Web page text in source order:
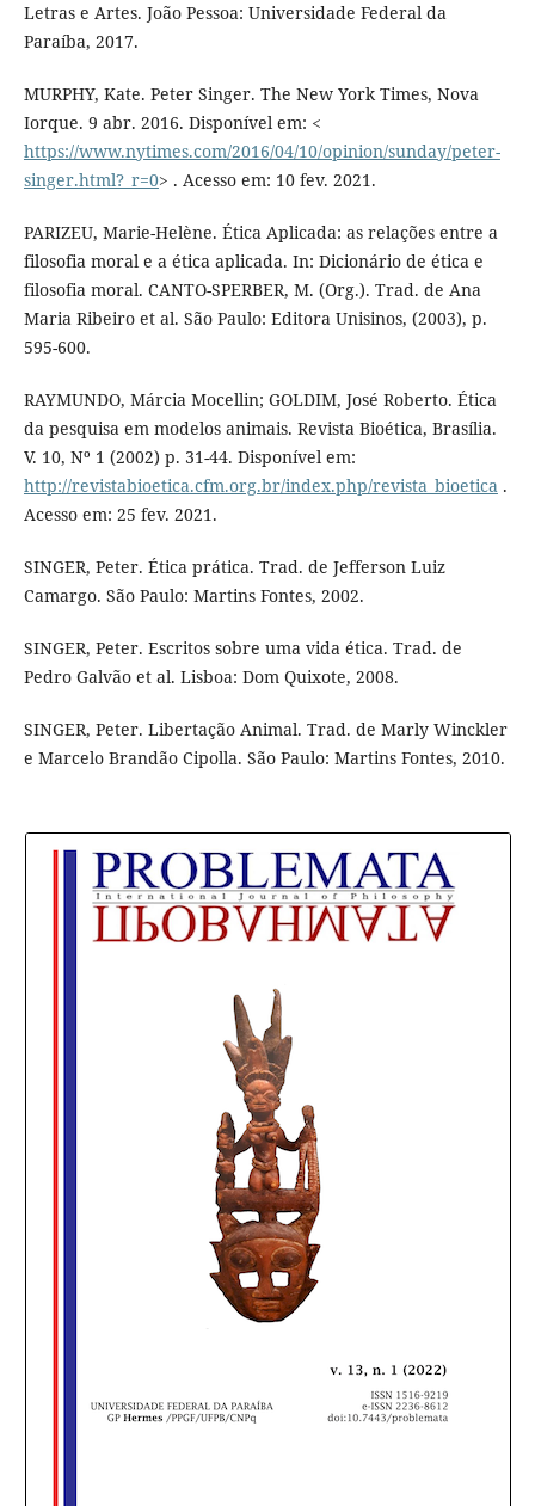
Letras e Artes. João Pessoa: Universidade Federal da
Paraíba, 2017.
MURPHY, Kate. Peter Singer. The New York Times, Nova
Iorque. 9 abr. 2016. Disponível em: <
https://www.nytimes.com/2016/04/10/opinion/sunday/peter-
singer.html?_r=0> . Acesso em: 10 fev. 2021.
PARIZEU, Marie-Helène. Ética Aplicada: as relações entre a
filosofia moral e a ética aplicada. In: Dicionário de ética e
filosofia moral. CANTO-SPERBER, M. (Org.). Trad. de Ana
Maria Ribeiro et al. São Paulo: Editora Unisinos, (2003), p.
595-600.
RAYMUNDO, Márcia Mocellin; GOLDIM, José Roberto. Ética
da pesquisa em modelos animais. Revista Bioética, Brasília.
V. 10, Nº 1 (2002) p. 31-44. Disponível em:
http://revistabioetica.cfm.org.br/index.php/revista_bioetica.
Acesso em: 25 fev. 2021.
SINGER, Peter. Ética prática. Trad. de Jefferson Luiz
Camargo. São Paulo: Martins Fontes, 2002.
SINGER, Peter. Escritos sobre uma vida ética. Trad. de
Pedro Galvão et al. Lisboa: Dom Quixote, 2008.
­­SINGER, Peter. Libertação Animal. Trad. de Marly Winckler
e Marcelo Brandão Cipolla. São Paulo: Martins Fontes, 2010.